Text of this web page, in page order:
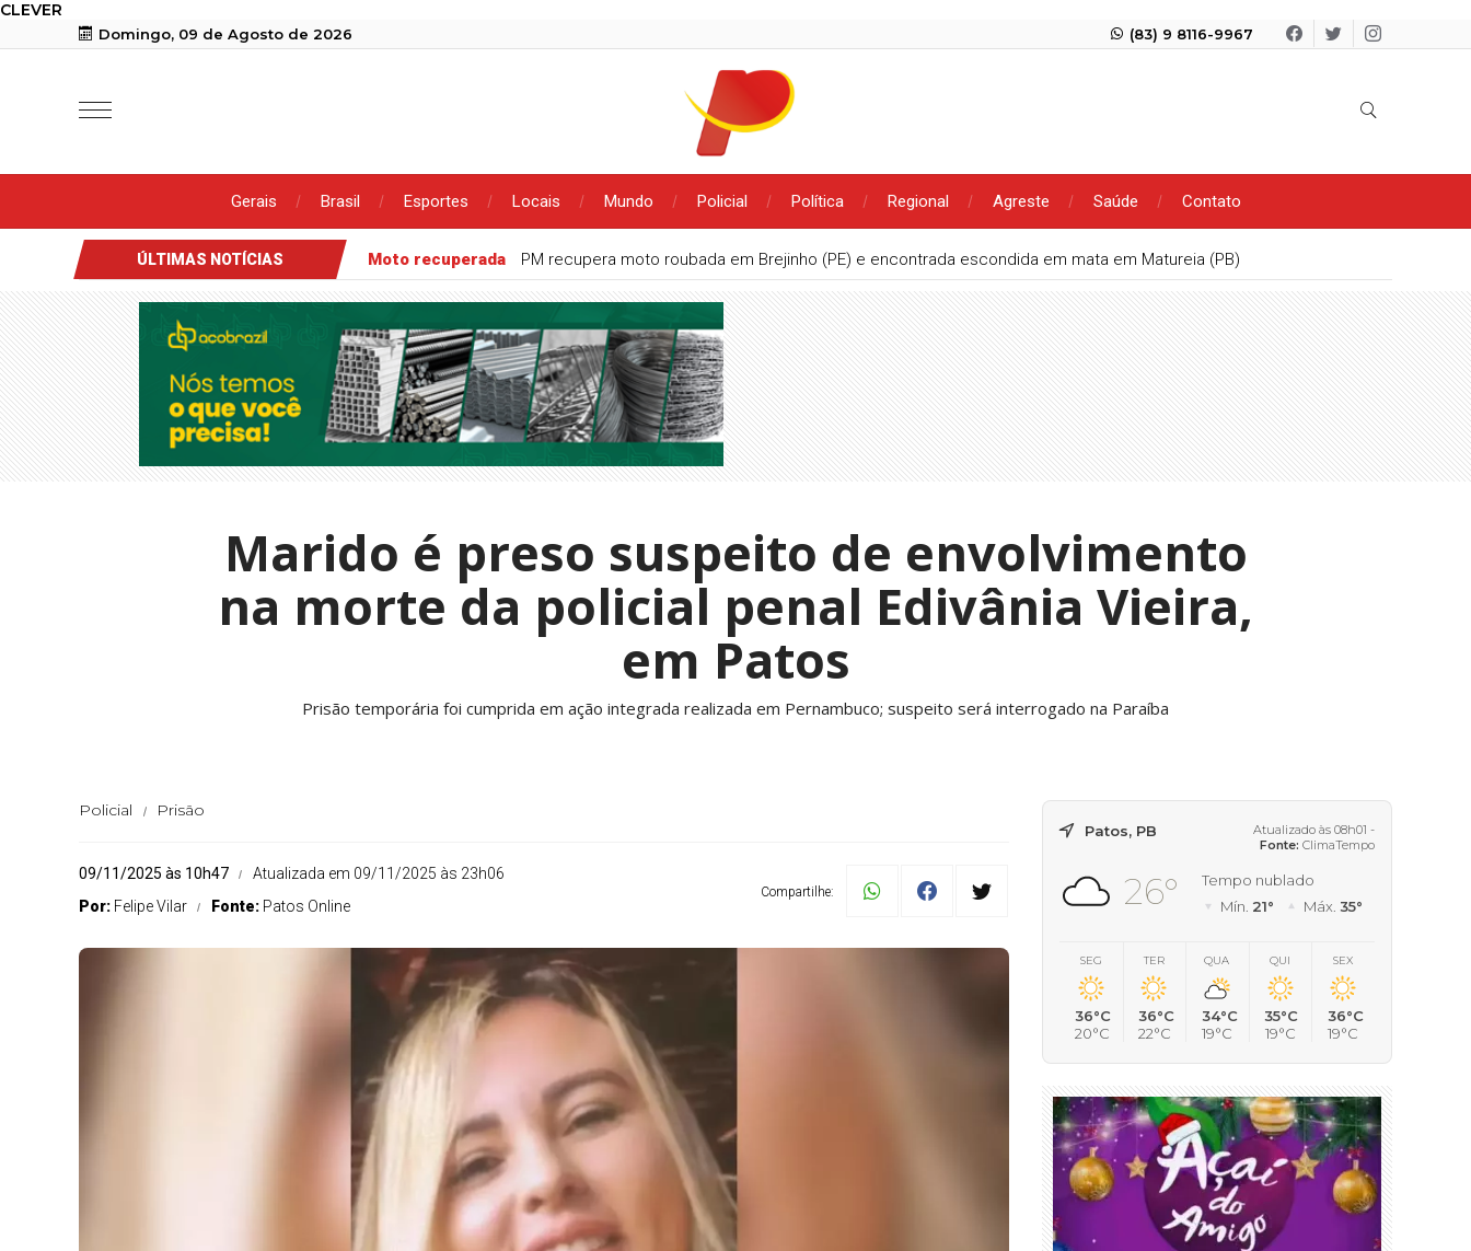
CLEVER
Domingo, 09 de Agosto de 2026 (83) 9 8116-9967
Gerais Brasil Esportes Locais Mundo Policial Política Regional Agreste Saúde Contato
ÚLTIMAS NOTÍCIAS Moto recuperada PM recupera moto roubada em Brejinho (PE) e encontrada escondida em mata em Matureia (PB)
Marido é preso suspeito de envolvimento
na morte da policial penal Edivânia Vieira,
em Patos
Prisão temporária foi cumprida em ação integrada realizada em Pernambuco; suspeito será interrogado na Paraíba
Policial Prisão
09/11/2025 às 10h47
Atualizada em 09/11/2025 às 23h06
Por: Felipe Vilar Fonte: Patos Online
Compartilhe:
Patos, PB
Atualizado às 08h01 -
Fonte: ClimaTempo
26°
Tempo nublado
Mín. 21° Máx. 35°
SEG
36°C
20°C
TER
36°C
22°C
QUA
34°C
19°C
QUI
35°C
19°C
SEX
36°C
19°C